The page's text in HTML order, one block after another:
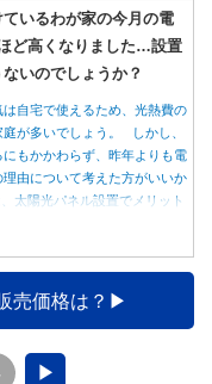
ているわが家の今月の電
ど高くなりました…設置
いのでしょうか？
自宅で使えるため、光熱費の
が多いでしょう。 しかし、
もかかわらず、昨年よりも電
由について考えた方がいいか
太陽光パネル設置でメリット
売価格は？
▶